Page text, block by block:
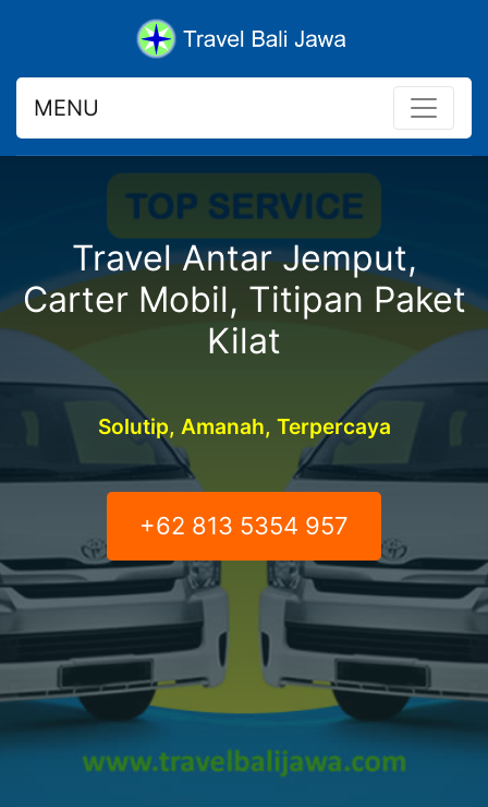
MENU
Travel Antar Jemput,
Carter Mobil, Titipan Paket
Kilat
Solutip, Amanah, Terpercaya
+62 813 5354 957